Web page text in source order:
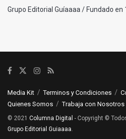
Grupo Editorial Guíaaaa / Fundado en
Media Kit Terminos y Condiciones
Quienes Somos
Trabaja con Nosotros
© 2021 Columna Digital - Copyright ©
Grupo Editorial Guiaaaa.